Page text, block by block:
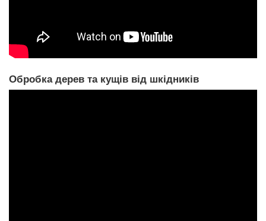
Обробка дерев та кущів від шкідників